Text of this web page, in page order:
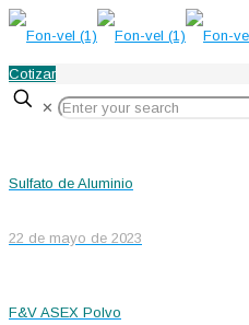
Cotizar
✕
Sulfato de Aluminio
22 de mayo de 2023
F&V ASEX Polvo